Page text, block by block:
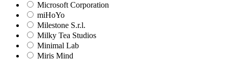
Microsoft Corporation‬
miHoYo
Milestone S.r.l.
Milky Tea Studios
Minimal Lab
Miris Mind